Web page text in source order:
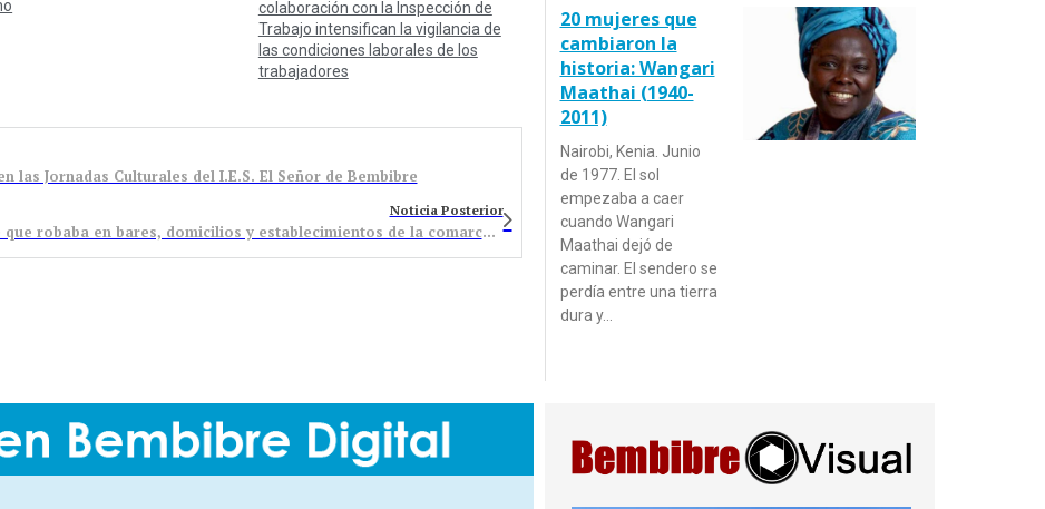
colaboración con la Inspección de
Trabajo intensifican la vigilancia de
las condiciones laborales de los
trabajadores
las Jornadas Culturales del I.E.S. El Señor de Bembibre
Noticia Posterior
La Policía desarticula una banda reincidente que robaba en bares, domicilios y establecimientos de la comarca berciana
20 mujeres que
cambiaron la
historia: Wangari
Maathai (1940-
2011)
Nairobi, Kenia. Junio
de 1977. El sol
empezaba a caer
cuando Wangari
Maathai dejó de
caminar. El sendero se
perdía entre una tierra
dura y…